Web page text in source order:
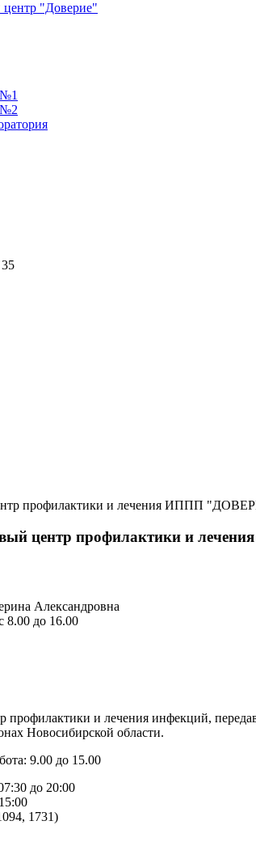
центр "Доверие"
№2
центр профилактики и
Александровна
8.00 до 16.00
профилактики и лечения инфекций,
Новосибирской области.
9.00 до 15.00
до 20:00
1731)